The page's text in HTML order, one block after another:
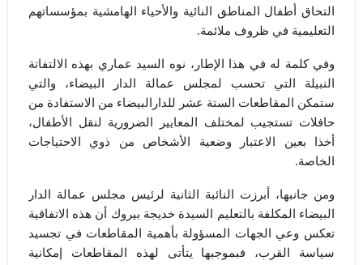
التحاق أطفال المناطق النائية والأحياء الهامشية بمؤسساتهم
التعليمية في ظروف ملائمة.
وفي كلمة له في هذا الإطار، نوه السيد عماري بهذه الالتفاتة
النبيلة التي تحسب لمجلس عمالة الدار البيضاء، والتي
ستمكن المقاطعات الستة عشر للدارالبيضاء من الاستفادة من
حافلات تستجيب لمختلف المعايير الضرورية لنقل الأطفال،
أخذا بعين الاعتبار وضعية الأشخاص من ذوي الاحتياجات
الخاصة.
ومن جانبها، أبرزت النائبة الثانية لرئيس مجلس عمالة الدار
البيضاء المكلفة بالتعليم السيدة خديجة بيروك أن هذه الاتفاقية
تعكس وعي الجهات المسؤولة بأهمية المقاطعات في تجسيد
سياسة القرب، فبموجبها يتأتى لهذه المقاطعات إمكانية